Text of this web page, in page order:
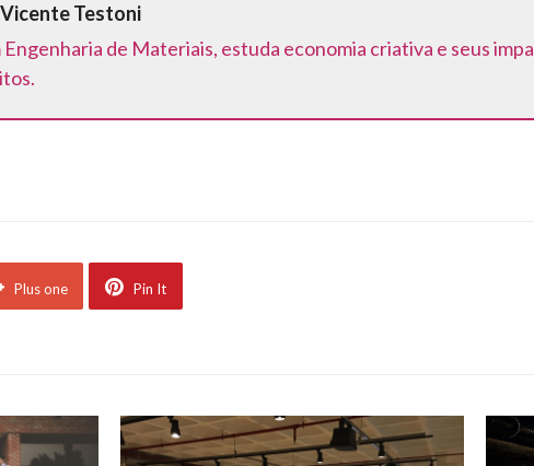
Testoni
Engenharia de Materiais, estuda economia criativa e seus
Plus one Pin It